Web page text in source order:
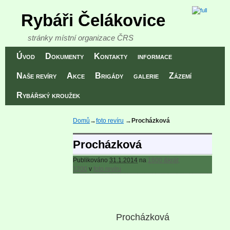
Rybáři Čelákovice
stránky místní organizace ČRS
Přeskočit na primární obsah
Přeskočit na sekundární obsah
Úvod Dokumenty Kontakty informace
Naše revíry Akce Brigády galerie Zázemí
Rybářský kroužek
Domů →foto revíru →Procházková
Procházková
Publikováno 31.1.2014 na 1600 &krát;
1200 v foto revíru
Procházková